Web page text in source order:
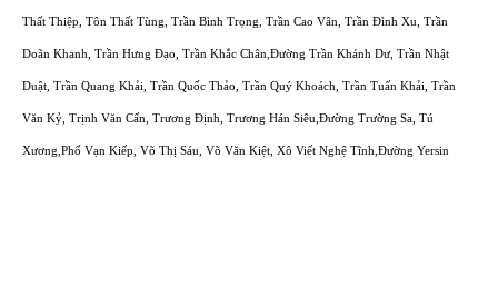
Thất Thiệp, Tôn Thất Tùng, Trần Bình Trọng, Trần Cao Vân, Trần Đình Xu, Trần
Doãn Khanh, Trần Hưng Đạo, Trần Khắc Chân,Đường Trần Khánh Dư, Trần Nhật
Duật, Trần Quang Khải, Trần Quốc Thảo, Trần Quý Khoách, Trần Tuấn Khải, Trần
Văn Kỷ, Trịnh Văn Cấn, Trương Định, Trương Hán Siêu,Đường Trường Sa, Tú
Xương,Phố Vạn Kiếp, Võ Thị Sáu, Võ Văn Kiệt, Xô Viết Nghệ Tĩnh,Đường Yersin